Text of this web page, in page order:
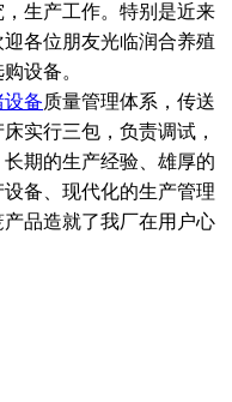
生产工作。特别是近来
各位朋友光临润合养殖
设备。
设备质量管理体系，传送
实行三包，负责调试，
期的生产经验、雄厚的
备、现代化的生产管理
品造就了我厂在用户心